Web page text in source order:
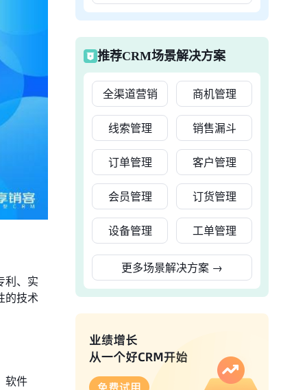
利、实
的技术
软件
推荐CRM场景解决方案
全渠道营销 商机管理
线索管理 销售漏斗
订单管理 客户管理
会员管理 订货管理
设备管理 工单管理
更多场景解决方案 →